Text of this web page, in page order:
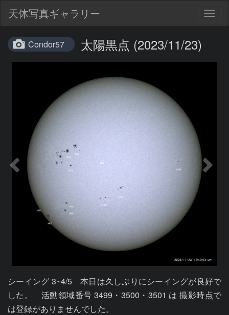
天体写真ギャラリー
Condor57 太陽黒点 (2023/11/23)
シーイング 3~4/5　本日は久しぶりにシーイングが良好で
した。　活動領域番号 3499・3500・3501 は 撮影時点で
は登録がありませんでした。